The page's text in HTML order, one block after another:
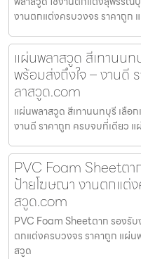
งานตกแต่งครบวงจร ราคาถูก
แผ่นพลาสวูด สีเทานน
พร้อมส่งถึงใจ – งานดี
ลาสวูด.com
แผ่นพลาสวูด สีเทานนทบุรี เลื
งานดี ราคาถูก ครบจบที่เดียว
PVC Foam Sheetตา
ป้ายโฆษณา งานตกแต่
สวูด.com
PVC Foam Sheetตาก รองรับ
ตกแต่งครบวงจร ราคาถูก แผ่
สวูด